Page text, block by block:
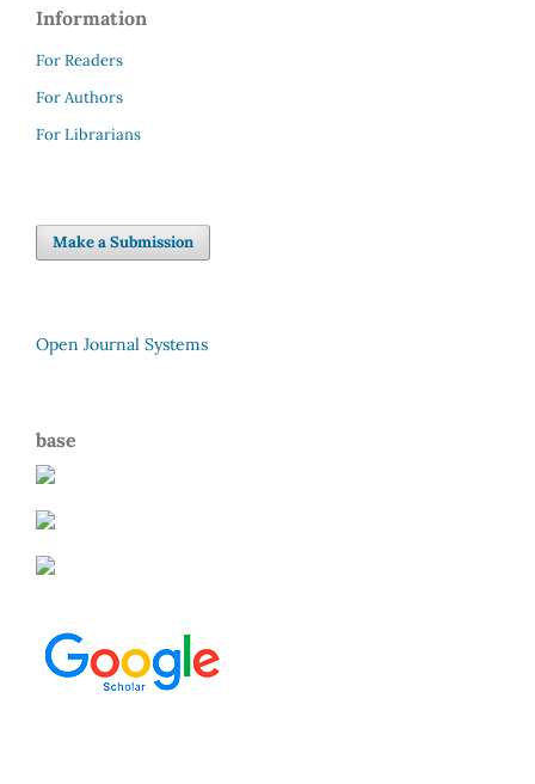
Information
For Readers
For Authors
For Librarians
Make a Submission
Open Journal Systems
base